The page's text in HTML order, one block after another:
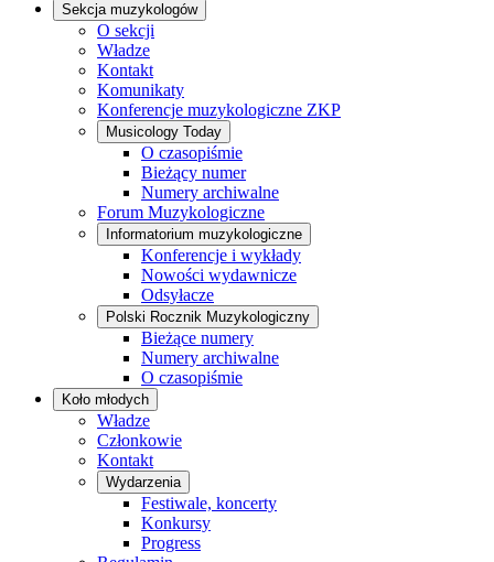
Sekcja muzykologów
O sekcji
Władze
Kontakt
Komunikaty
Konferencje muzykologiczne ZKP
Musicology Today
O czasopiśmie
Bieżący numer
Numery archiwalne
Forum Muzykologiczne
Informatorium muzykologiczne
Konferencje i wykłady
Nowości wydawnicze
Odsyłacze
Polski Rocznik Muzykologiczny
Bieżące numery
Numery archiwalne
O czasopiśmie
Koło młodych
Władze
Członkowie
Kontakt
Wydarzenia
Festiwale, koncerty
Konkursy
Progress